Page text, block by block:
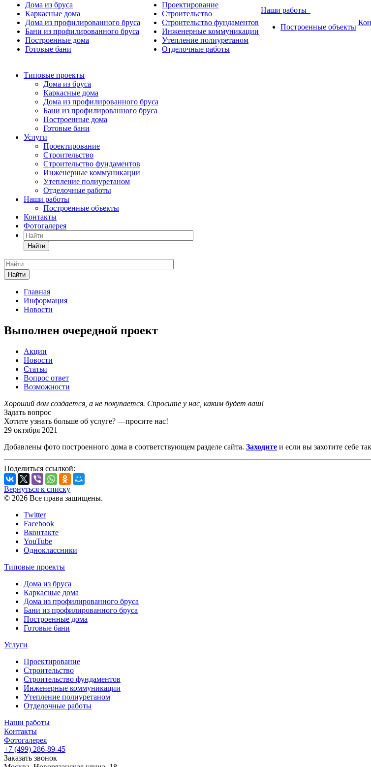
Дома из бруса
Каркасные дома
Дома из профилированного бруса
Бани из профилированного бруса
Построенные дома
Готовые бани
Проектирование
Строительство
Строительство фундаментов
Инженерные коммуникации
Утепление полиуретаном
Отделочные работы
Наши работы
Построенные объекты
Типовые проекты
Дома из бруса
Каркасные дома
Дома из профилированного бруса
Бани из профилированного бруса
Построенные дома
Готовые бани
Услуги
Проектирование
Строительство
Строительство фундаментов
Инженерные коммуникации
Утепление полиуретаном
Отделочные работы
Наши работы
Построенные объекты
Контакты
Фотогалерея
Найти
Найти
Главная
Информация
Новости
Выполнен очередной проект
Акции
Новости
Статьи
Вопрос ответ
Возможности
Хороший дом создается, а не покупается. Спросите у нас, каким будет ваш!
Задать вопрос
Хотите узнать больше об услуге? —просите нас!
29 октября 2021
Добавлены фото построенного дома в соответствующем разделе сайта. Заходите и если вы захотите себе
Поделиться ссылкой:
Вернуться к списку
© 2026 Все права защищены.
Twitter
Facebook
Вконтакте
YouTube
Одноклассники
Типовые проекты
Дома из бруса
Каркасные дома
Дома из профилированного бруса
Бани из профилированного бруса
Построенные дома
Готовые бани
Услуги
Проектирование
Строительство
Строительство фундаментов
Инженерные коммуникации
Утепление полиуретаном
Отделочные работы
Наши работы
Контакты
Фотогалерея
+7 (499) 286-89-45
Заказать звонок